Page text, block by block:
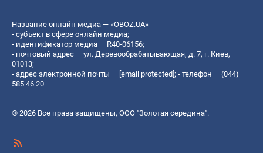
Название онлайн медиа — «OBOZ.UA»
- субъект в сфере онлайн медиа;
- идентификатор медиа — R40-06156;
- почтовый адрес — ул. Деревообрабатывающая, д. 7, г. Киев,
01013;
- адрес электронной почты — [email protected]; - телефон — (044)
585 46 20
© 2026 Все права защищены, ООО "Золотая середина".